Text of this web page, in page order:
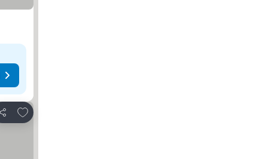
Condividi
Aggiungi ai preferiti